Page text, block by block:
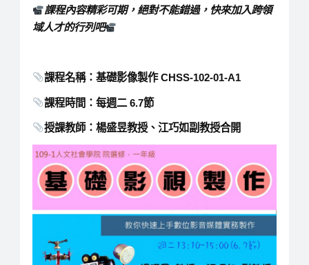
課程內容精彩可期，絕對不能錯過，快來加入跨領
域人才的行列吧
課程名稱：基礎影像製作 CHSS-102-01-A1
課程時間：每週二 6.7節
授課教師：楊盛昱教授、江巧如副教授合開